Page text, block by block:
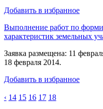
Добавить в избранное
Выполнение работ по
характеристик земельных
Заявка размещена: 11
18 февраля 2014.
Добавить в избранное
‹ 14 15 16 17 18